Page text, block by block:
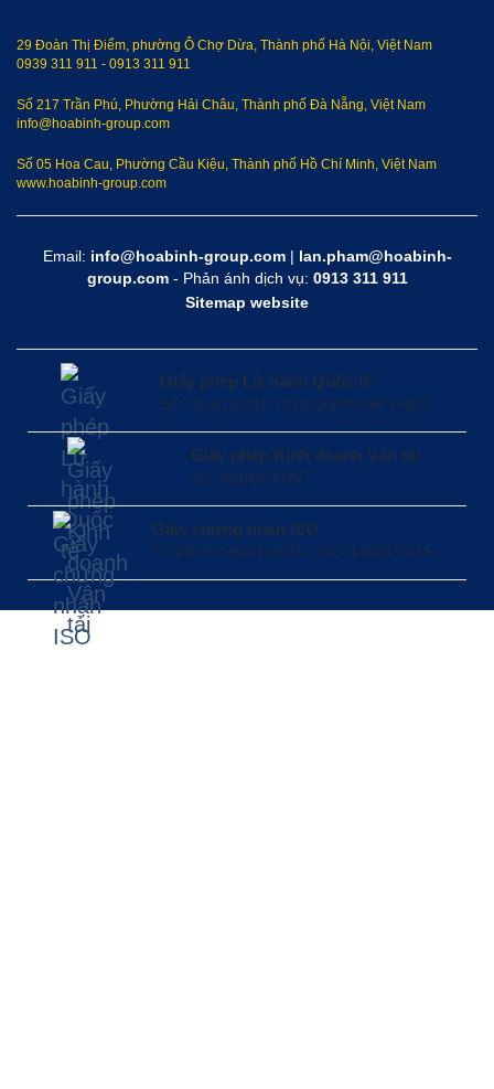
29 Đoàn Thị Điểm, phường Ô Chợ Dừa, Thành phố Hà Nội, Việt Nam
0939 311 911 - 0913 311 911
Số 217 Trần Phú, Phường Hải Châu, Thành phố Đà Nẵng, Việt Nam
info@hoabinh-group.com
Số 05 Hoa Cau, Phường Cầu Kiệu, Thành phố Hồ Chí Minh, Việt Nam
www.hoabinh-group.com
Email: info@hoabinh-group.com| lan.pham@hoabinh-
group.com- Phản ánh dịch vụ: 0913 311 911
Sitemap website
Giấy phép Lữ hành Quốc tế
Số: 01-512/2017/CDLQGVN-GP LHQT
Giấy phép Kinh doanh Vận tải
Số: 364/GPXDVT
Giấy chứng nhận ISO
TCVN ISO 9001:2015 - ISO 14001:2015